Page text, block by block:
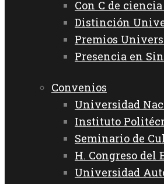
Con C de
Distinción
Premios
Presencia en
Convenios
Universidad
Instituto
Seminario de
H. Congreso del
Universidad